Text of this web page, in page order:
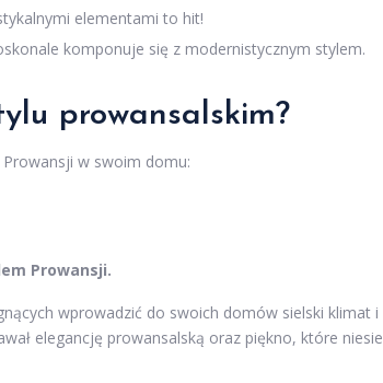
elementami to hit!
komponuje się z modernistycznym stylem.
prowansalskim?
w swoim domu:
Prowansji.
wprowadzić do swoich domów sielski klimat i
elegancję prowansalską oraz piękno, które niesie